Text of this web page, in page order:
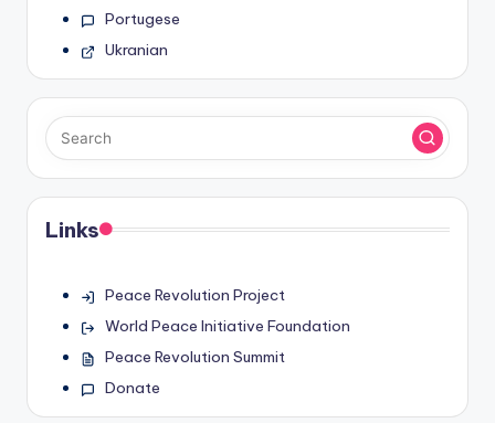
Portugese
Ukranian
Links
Peace Revolution Project
World Peace Initiative Foundation
Peace Revolution Summit
Donate